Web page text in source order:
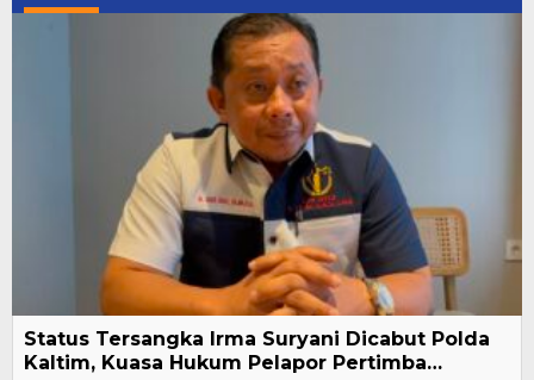
Status Tersangka Irma Suryani Dicabut Polda
Kaltim, Kuasa Hukum Pelapor Pertimba…